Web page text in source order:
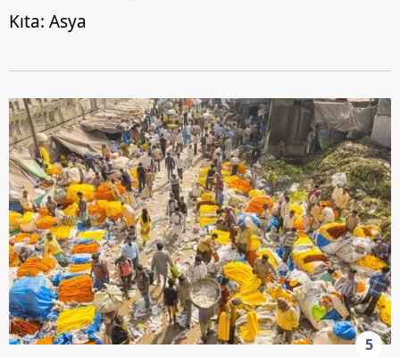
Kıta: Asya
5